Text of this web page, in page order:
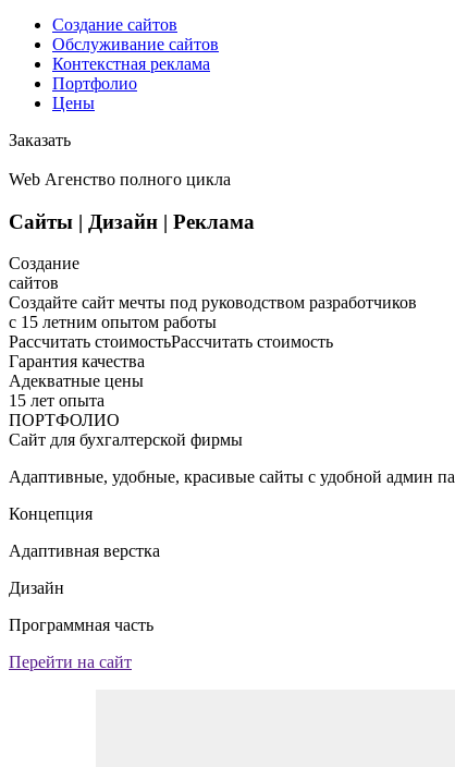
Создание сайтов
Обслуживание сайтов
Контекстная реклама
Портфолио
Цены
Заказать
Web Агенство полного цикла
Сайты | Дизайн | Реклама
Создание
сайтов
Создайте сайт мечты под руководством разработчиков
с 15 летним опытом работы
Рассчитать стоимостьРассчитать стоимость
Гарантия качества
Адекватные цены
15 лет опыта
ПОРТФОЛИО
Сайт для бухгалтерской фирмы
Адаптивные, удобные, красивые сайты с удобной админ
Концепция
Адаптивная верстка
Дизайн
Программная часть
Перейти на сайт